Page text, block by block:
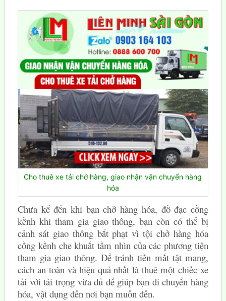
Cho thuê xe tải chở hàng, giao nhận vận chuyển hàng
hóa
Chưa kể đến khi bạn chở hàng hóa, đồ đạc cồng
kềnh khi tham gia giao thông, bạn còn có thể bị
cảnh sát giao thông bắt phạt vì tội chở hàng hóa
cồng kềnh che khuất tầm nhìn của các phương tiện
tham gia giao thông. Để tránh tiền mất tật mang,
cách an toàn và hiệu quả nhất là thuê một chiếc xe
tải với tải trọng vừa đủ để giúp bạn di chuyển hàng
hóa, vật dụng đến nơi bạn muốn đến.